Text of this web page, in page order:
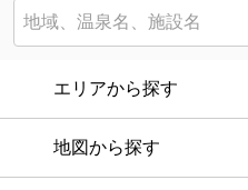
エリアから探す
地図から探す